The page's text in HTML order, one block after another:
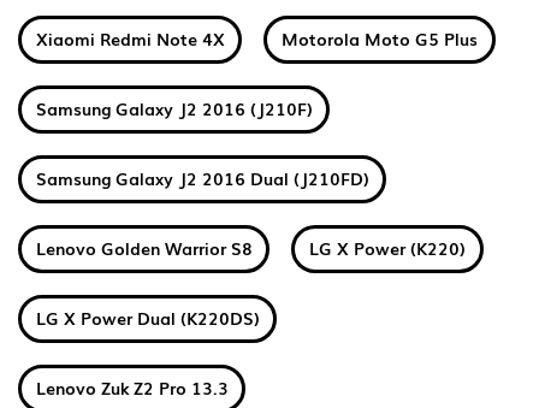
Xiaomi Redmi Note 4X Motorola Moto G5 Plus
Samsung Galaxy J2 2016 (J210F)
Samsung Galaxy J2 2016 Dual (J210FD)
Lenovo Golden Warrior S8 LG X Power (K220)
LG X Power Dual (K220DS)
Lenovo Zuk Z2 Pro 13.3